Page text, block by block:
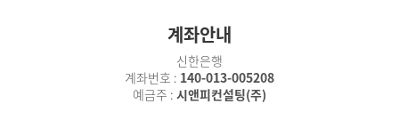
계좌안내
신한은행
계좌번호 : 140-013-005208
예금주 : 시앤피컨설팅(주)